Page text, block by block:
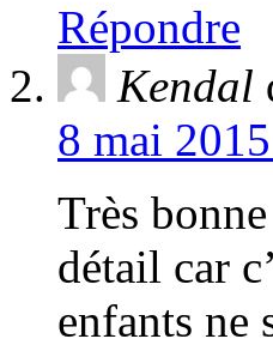
Répondre
Kendal
8 mai
Très
détail car
enfants ne